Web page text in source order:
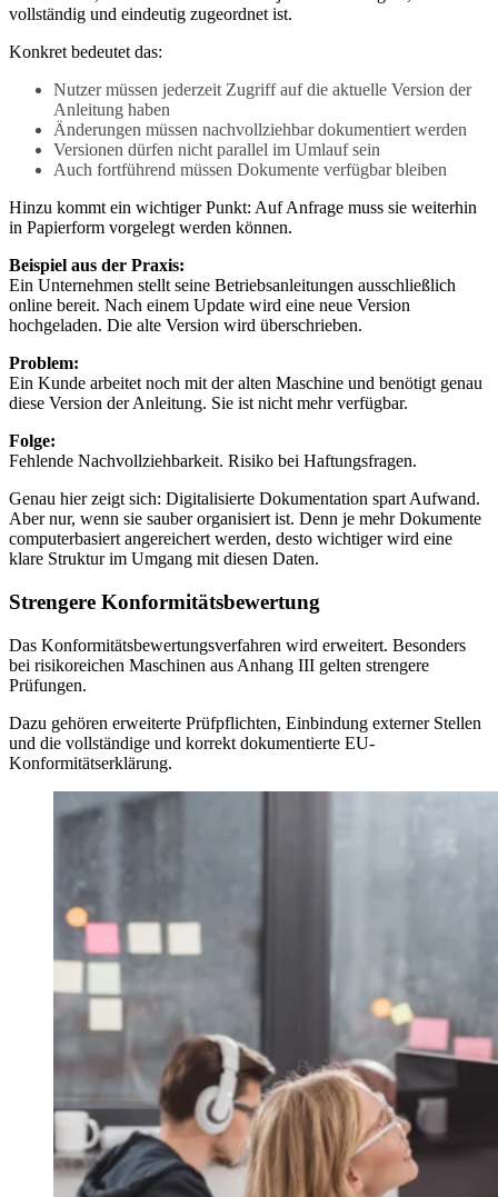
vollständig und eindeutig zugeordnet ist.
Konkret bedeutet das:
Nutzer müssen jederzeit Zugriff auf die aktuelle Version der
Anleitung haben
Änderungen müssen nachvollziehbar dokumentiert werden
Versionen dürfen nicht parallel im Umlauf sein
Auch fortführend müssen Dokumente verfügbar bleiben
Hinzu kommt ein wichtiger Punkt: Auf Anfrage muss sie weiterhin
in Papierform vorgelegt werden können.
Beispiel aus der Praxis:
Ein Unternehmen stellt seine Betriebsanleitungen ausschließlich
online bereit. Nach einem Update wird eine neue Version
hochgeladen. Die alte Version wird überschrieben.
Problem:
Ein Kunde arbeitet noch mit der alten Maschine und benötigt genau
diese Version der Anleitung. Sie ist nicht mehr verfügbar.
Folge:
Fehlende Nachvollziehbarkeit. Risiko bei Haftungsfragen.
Genau hier zeigt sich: Digitalisierte Dokumentation spart Aufwand.
Aber nur, wenn sie sauber organisiert ist. Denn je mehr Dokumente
computerbasiert angereichert werden, desto wichtiger wird eine
klare Struktur im Umgang mit diesen Daten.
Strengere Konformitätsbewertung
Das Konformitätsbewertungsverfahren wird erweitert. Besonders
bei risikoreichen Maschinen aus Anhang III gelten strengere
Prüfungen.
Dazu gehören erweiterte Prüfpflichten, Einbindung externer Stellen
und die vollständige und korrekt dokumentierte EU-
Konformitätserklärung.